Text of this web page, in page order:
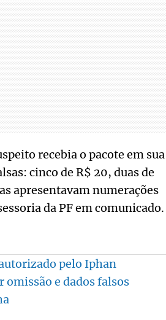
recebia o pacote em sua
cinco de R$ 20, duas de
apresentavam numerações
da PF em comunicado.
pelo Iphan
e dados falsos